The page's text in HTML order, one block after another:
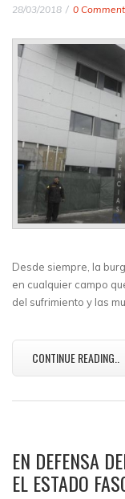
28/03/2018 0
Desde siempre, la
en cualquier campo
del sufrimiento y las
CONTINUE READING..
EN DEFENSA
EL ESTADO